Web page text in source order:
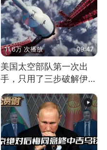
11.6万 次播放 09:47
美国太空部队第一次出
手，只用了三步破解伊朗